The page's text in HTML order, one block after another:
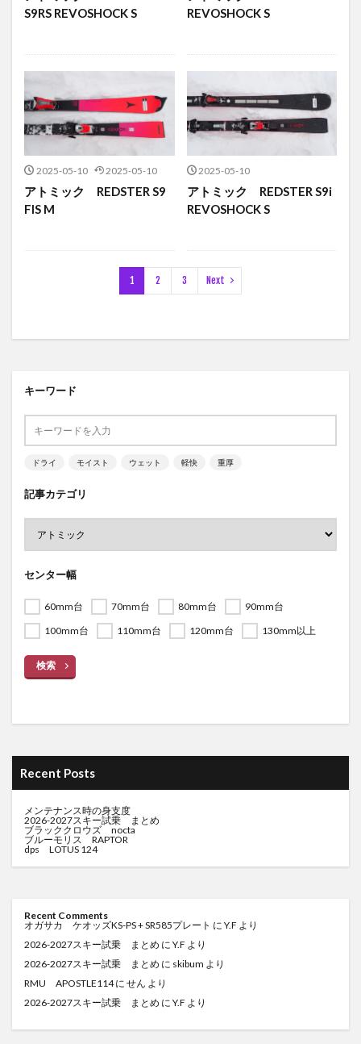
S9RS REVOSHOCK S
REVOSHOCK S
2025-05-10 2025-05-10
アトミック REDSTER S9
FIS M
2025-05-10
アトミック REDSTER S9i
REVOSHOCK S
1 2 3 Next
キーワード
ドライ モイスト ウェット 軽快 重厚
記事カテゴリ
センター幅
60mm台 70mm台 80mm台
90mm台
100mm台
110mm台 120mm台 130mm以上
検索
Recent Posts
メンテナンス時の身支度
2026-2027スキー試乗 まとめ
ブラッククロウズ nocta
ブルーモリス RAPTOR
dps LOTUS 124
Recent Comments
オガサカ ケオッズKS-PS + SR585プレート に Y.F より
2026-2027スキー試乗 まとめ に Y.F より
2026-2027スキー試乗 まとめ に skibum より
RMU APOSTLE114に せん より
2026-2027スキー試乗 まとめ に Y.F より